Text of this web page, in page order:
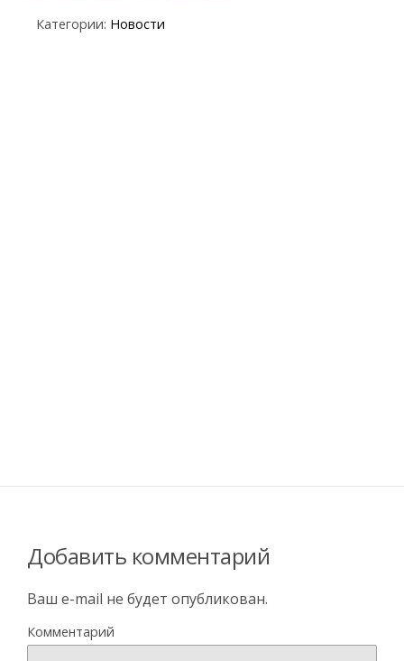
e itte er
Категории: Новости
Добавить комментарий
Ваш e-mail не будет опубликован.
Комментарий